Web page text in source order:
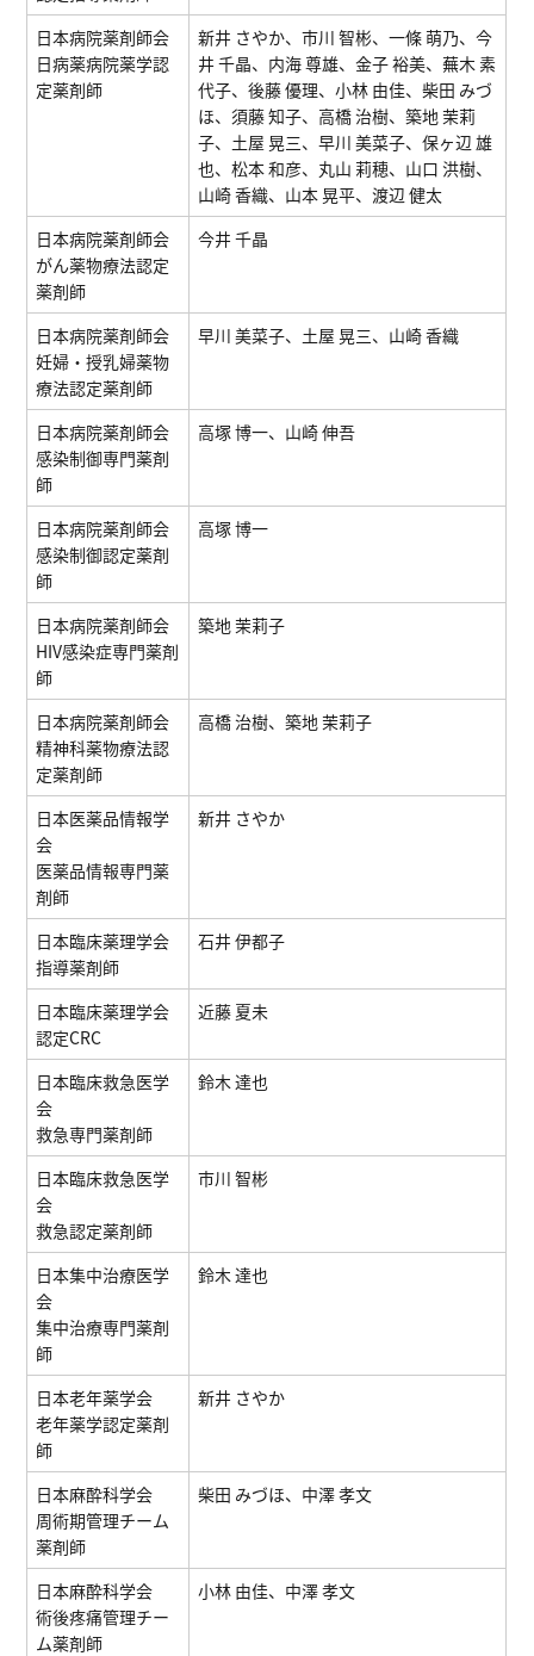
日本病院薬剤師会
日病薬病院薬学認
定薬剤師
新井 さやか、市川 智彬、⼀條 萌乃、今
井 千晶、内海 尊雄、⾦⼦ 裕美、蕪木 素
代子、後藤 優理、⼩林 由佳、柴田 みづ
ほ、須藤 知子、高橋 治樹、築地 茉莉
⼦、⼟屋 晃三、早川 美菜⼦、保ヶ辺 雄
也、松本 和彦、丸⼭ 莉穂、⼭⼝ 洪樹、
⼭崎 ⾹織、⼭本 晃平、渡辺 健太
日本病院薬剤師会
がん薬物療法認定
薬剤師
今井 千晶
日本病院薬剤師会
妊婦・授乳婦薬物
療法認定薬剤師
早川 美菜子、土屋 晃三、山崎 香織
日本病院薬剤師会
感染制御専門薬剤
師
⾼塚 博⼀、山崎 伸吾
日本病院薬剤師会
感染制御認定薬剤
師
⾼塚 博⼀
日本病院薬剤師会
HIV感染症専門薬剤
師
築地 茉莉子
日本病院薬剤師会
精神科薬物療法認
定薬剤師
高橋 治樹、築地 茉莉子
日本医薬品情報学
会
医薬品情報専門薬
剤師
新井 さやか
日本臨床薬理学会
指導薬剤師
石井 伊都子
日本臨床薬理学会
認定CRC
近藤 夏未
日本臨床救急医学
会
救急専門薬剤師
鈴木 達也
日本臨床救急医学
会
救急認定薬剤師
市川 智彬
⽇本集中治療医学
会
集中治療専⾨薬剤
師
鈴木 達也
日本老年薬学会
老年薬学認定薬剤
師
新井 さやか
日本麻酔科学会
周術期管理チーム
薬剤師
柴田 みづほ、中澤 孝文
⽇本⿇酔科学会
術後疼痛管理チー
ム薬剤師
⼩林 由佳、中澤 孝文